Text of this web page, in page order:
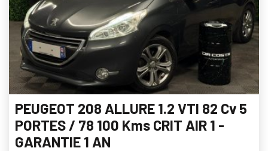
PEUGEOT 208 ALLURE 1.2 VTI 82 Cv 5
PORTES / 78 100 Kms CRIT AIR 1 -
GARANTIE 1 AN